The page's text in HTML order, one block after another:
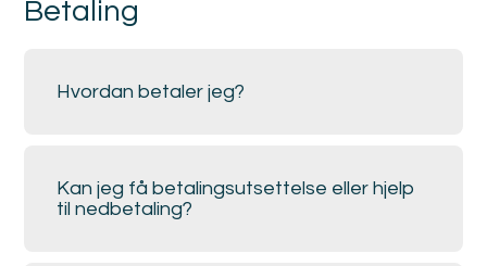
Betaling
Hvordan betaler jeg?
Kan jeg få betalingsutsettelse eller hjelp
til nedbetaling?